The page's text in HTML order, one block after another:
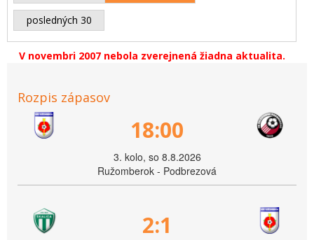
posledných 30
V novembri 2007 nebola zverejnená žiadna aktualita.
Rozpis zápasov
18:00
3. kolo, so 8.8.2026
Ružomberok - Podbrezová
2:1